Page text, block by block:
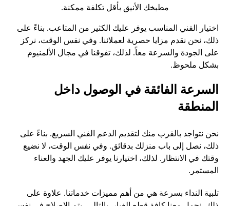
مطبخك الأنيق بأقل تكلفة ممكنة.
اختيار الفني المناسب يوفر عليك الكثير من المتاعب. بناءً على
ذلك، نحن نقدم مزايا حصرية لعملائنا. وفي نفس الوقت، نركز
على الجودة والسرعة معاً. لذلك، تفوقنا في مجال الألمنيوم
بشكل ملحوظ.
السرعة الفائقة في الوصول داخل
المنطقة
نحن نتواجد بالقرب منك لتقديم الدعم الفني السريع. بناءً على
ذلك، نصل إلى باب منزلك بدقائق. وفي نفس الوقت، لا نضيع
وقتك في الانتظار. لذلك، اختيارنا يوفر عليك الجهد والعناء
المستمر.
تلبية النداء بسرعة هي من أهم مميزات خدماتنا. علاوة على